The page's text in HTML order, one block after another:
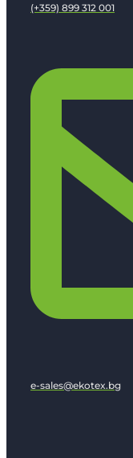
(+359) 899 312 001
e-sales@ekotex.bg